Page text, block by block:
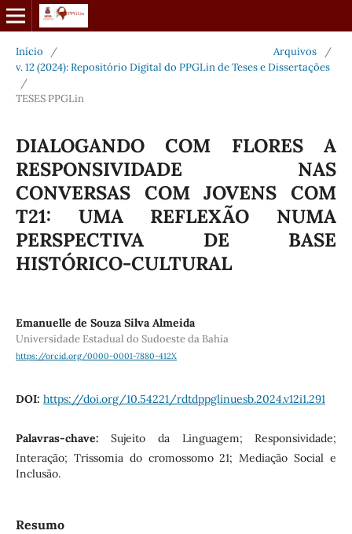
Início / Arquivos
/
v. 12 (2024): Repositório Digital do PPGLin de Teses e Dissertações
/
TESES PPGLin
DIALOGANDO COM FLORES A
RESPONSIVIDADE NAS
CONVERSAS COM JOVENS COM
T21: UMA REFLEXÃO NUMA
PERSPECTIVA DE BASE
HISTÓRICO-CULTURAL
Emanuelle de Souza Silva Almeida
Universidade Estadual do Sudoeste da Bahia
https://orcid.org/0000-0001-7880-412X
DOI: https://doi.org/10.54221/rdtdppglinuesb.2024.v12i1.291
Palavras-chave:Sujeito da Linguagem; Responsividade;
Interação; Trissomia do cromossomo 21; Mediação Social e
Inclusão.
Resumo